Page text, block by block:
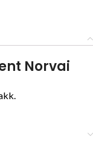
Norvai